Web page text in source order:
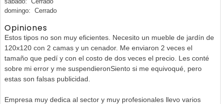
domingo: Cerrado
Opiniones
Estos tipos no son muy eficientes. Necesito un mueble de jardín de
120x120 con 2 camas y un cenador. Me enviaron 2 veces el
tamaño que pedí y con el costo de dos veces el precio. Les conté
sobre mi error y me suspendieronSiento si me equivoqué, pero
estas son falsas publicidad.
Empresa muy dedica al sector y muy profesionales llevo varios